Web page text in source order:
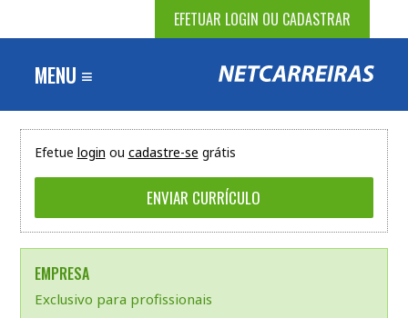
EFETUAR LOGIN OU CADASTRAR
MENU ≡
Efetue login ou cadastre-se grátis
EMPRESA
Exclusivo para profissionais